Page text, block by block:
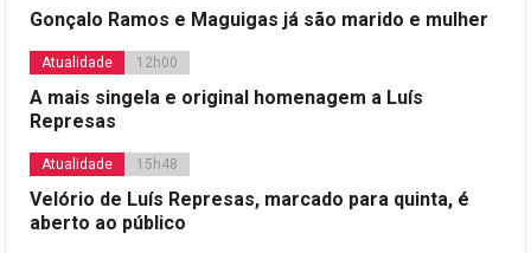
Gonçalo Ramos e Maguigas já são marido e mulher
Atualidade 12h00
A mais singela e original homenagem a Luís
Represas
Atualidade 15h48
Velório de Luís Represas, marcado para quinta, é
aberto ao público